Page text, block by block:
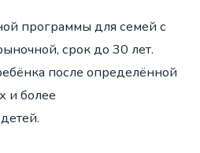
программы для семей с
срок до 30 лет.
после определённой
и более